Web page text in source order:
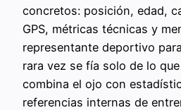
concretos: posición, edad,
GPS, métricas técnicas y
representante deportivo
rara vez se fía solo de lo
combina el ojo con
referencias internas de